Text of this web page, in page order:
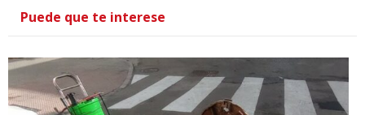
Puede que te interese